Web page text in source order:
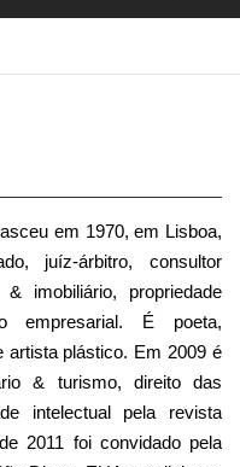
em 1970, em Lisboa,
juíz-árbitro, consultor
imobiliário, propriedade
empresarial. É poeta,
artista plástico. Em 2009 é
& turismo, direito das
intelectual pela revista
2011 foi convidado pela